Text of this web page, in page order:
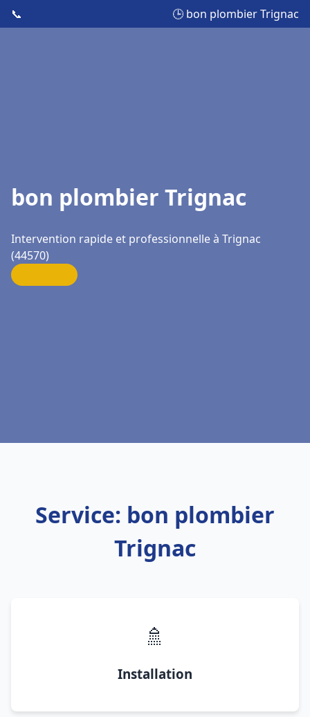
📞 🕒 bon plombier Trignac
bon plombier Trignac
Intervention rapide et professionnelle à Trignac
(44570)
Service: bon plombier
Trignac
🚿
Installation